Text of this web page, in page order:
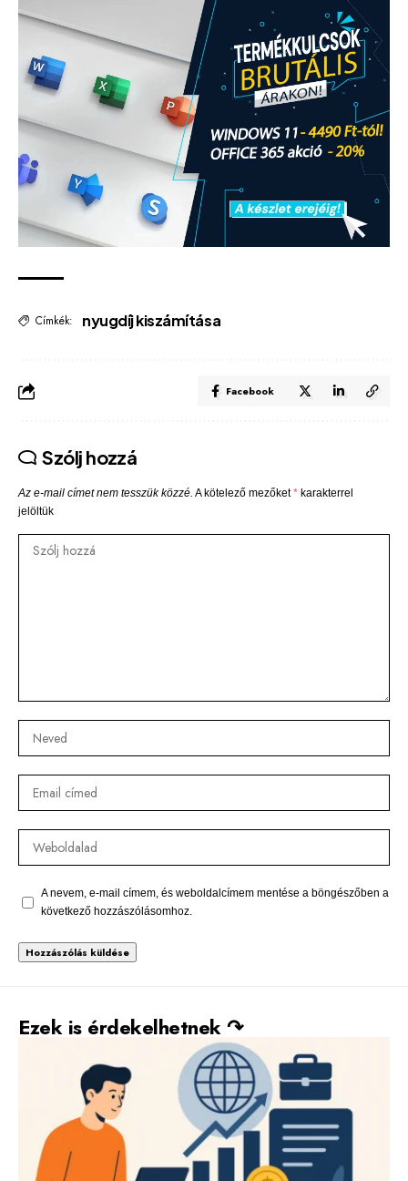
Címkék: nyugdíj kiszámítása
Facebook
Szólj hozzá
Az e-mail címet nem tesszük közzé. A kötelező mezőket* karakterrel
jelöltük
A nevem, e-mail címem, és weboldalcímem mentése a böngészőben a
következő hozzászólásomhoz.
Ezek is érdekelhetnek ↷